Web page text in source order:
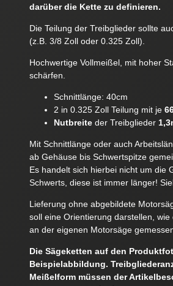
darüber die Kette zu definieren.
Die Teilung der Treibglieder sollte
(z.B. 3/8 Zoll oder 0.325 Zoll).
Hochwertige Vollmeißel, mit hoher
schärfen.
Schnittlänge: 40cm
2 in 0.325 Zoll Teilung mit je
Nutbreiteder Treibglieder
Mit Schnittlänge oder auch
ab Gehäuse bis Schwertspitze
Es handelt sich hierbei nicht um die
Schwerts, diese ist immer länger!
Lieferung ohne abgebildete
soll eine Orientierung darstellen, wie
an der eigenen Motorsäge
Die Sägeketten auf den
Beispielabbildung.
Meißelform müssen der